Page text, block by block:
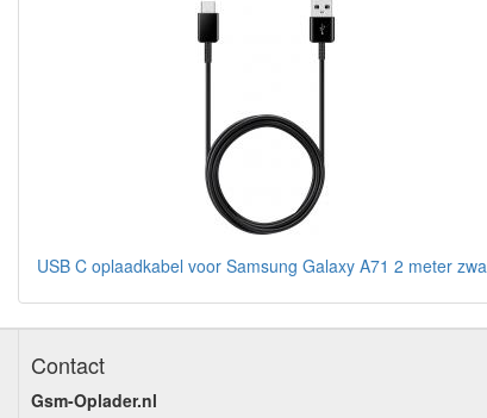
USB C oplaadkabel voor Samsung Galaxy A71 2 meter
Contact
Gsm-Oplader.nl